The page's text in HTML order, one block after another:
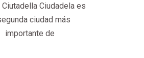
Ciudadela es
ciudad más
importante de